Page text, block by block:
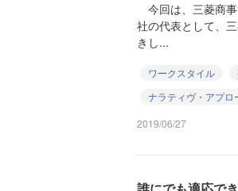
今回は、三菱商
社の代表として、
きし...
ワークスタイル
ナラティヴ・アプロ
2019/06/27